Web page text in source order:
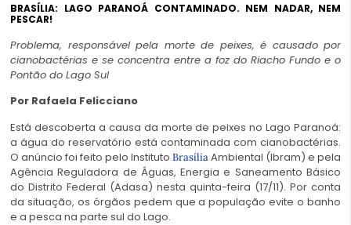
BRASÍLIA: LAGO PARANOÁ CONTAMINADO. NEM NADAR, NEM
PESCAR!
Problema, responsável pela morte de peixes, é causado por
cianobactérias e se concentra entre a foz do Riacho Fundo e o
Pontão do Lago Sul
Por Rafaela Felicciano
Está descoberta a causa da morte de peixes no Lago Paranoá:
a água do reservatório está contaminada com cianobactérias.
O anúncio foi feito pelo Instituto BrasíliaAmbiental (Ibram) e pela
Agência Reguladora de Águas, Energia e Saneamento Básico
do Distrito Federal (Adasa) nesta quinta-feira (17/11). Por conta
da situação, os órgãos pedem que a população evite o banho
e a pesca na parte sul do Lago.